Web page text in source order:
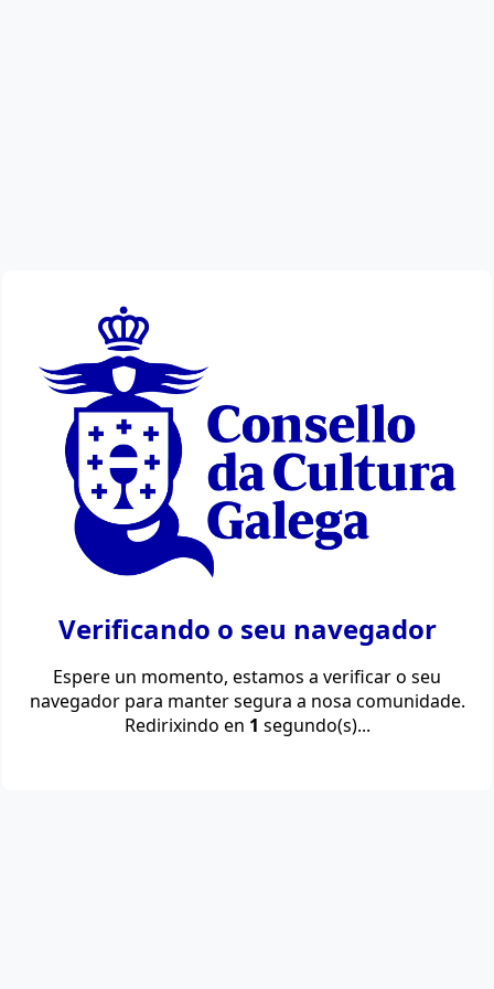
Verificando o seu navegador
Espere un momento, estamos a verificar o seu
navegador para manter segura a nosa comunidade.
Redirixindo en 1 segundo(s)...